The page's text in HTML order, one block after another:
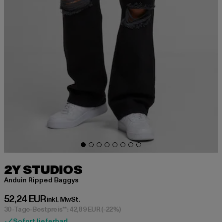
2Y STUDIOS
Anduin Ripped Baggys
52,24 EUR
Derzeitiger Preis: 52,24 EUR
inkl. MwSt.
30-Tage-Bestpreis**: 42,89 EUR(-22%)